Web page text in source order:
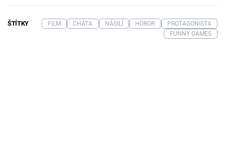
ŠTÍTKY FILM CHATA NÁSILÍ HOROR
PROTAGONISTA
FUNNY GAMES